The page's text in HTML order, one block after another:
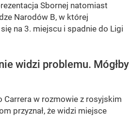
Sbornej natomiast
Narodów B, w której
na 3. miejscu i spadnie do Ligi
widzi problemu. Mógłby
Carrera w rozmowie z rosyjskim
przyznał, że widzi miejsce